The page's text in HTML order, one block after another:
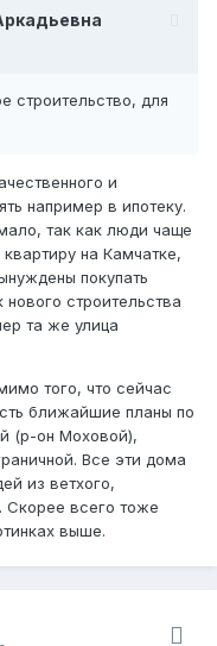
строительство, для
и
например в ипотеку.
так как люди чаще
на Камчатке,
покупать
строительства
та же улица
того, что сейчас
ближайшие планы по
(р-он Моховой),
Все эти дома
из ветхого,
Скорее всего тоже
выше.